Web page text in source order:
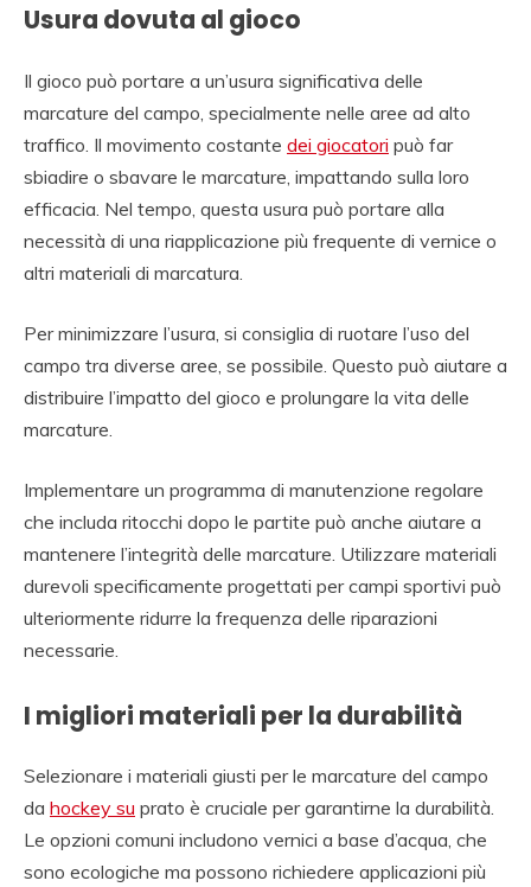
Usura dovuta al gioco
Il gioco può portare a un’usura significativa delle
marcature del campo, specialmente nelle aree ad alto
traffico. Il movimento costante dei giocatori può far
sbiadire o sbavare le marcature, impattando sulla loro
efficacia. Nel tempo, questa usura può portare alla
necessità di una riapplicazione più frequente di vernice o
altri materiali di marcatura.
Per minimizzare l’usura, si consiglia di ruotare l’uso del
campo tra diverse aree, se possibile. Questo può aiutare a
distribuire l’impatto del gioco e prolungare la vita delle
marcature.
Implementare un programma di manutenzione regolare
che includa ritocchi dopo le partite può anche aiutare a
mantenere l’integrità delle marcature. Utilizzare materiali
durevoli specificamente progettati per campi sportivi può
ulteriormente ridurre la frequenza delle riparazioni
necessarie.
I migliori materiali per la durabilità
Selezionare i materiali giusti per le marcature del campo
da hockey su prato è cruciale per garantirne la durabilità.
Le opzioni comuni includono vernici a base d’acqua, che
sono ecologiche ma possono richiedere applicazioni più